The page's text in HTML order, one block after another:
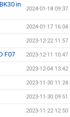
in
2024-01-18 09:37
2024-01-17 16:04
2023-12-22 11:57
F07 2023-12-11 10:47
2023-12-04 13:42
2023-11-30 11:24
2023-11-30 09:51
2023-11-22 12:50